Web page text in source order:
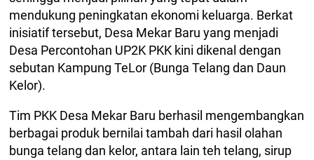
mendukung peningkatan ekonomi keluarga. Berkat
inisiatif tersebut, Desa Mekar Baru yang menjadi
Desa Percontohan UP2K PKK kini dikenal dengan
sebutan Kampung TeLor (Bunga Telang dan Daun
Kelor).
Tim PKK Desa Mekar Baru berhasil mengembangkan
berbagai produk bernilai tambah dari hasil olahan
bunga telang dan kelor, antara lain teh telang, sirup